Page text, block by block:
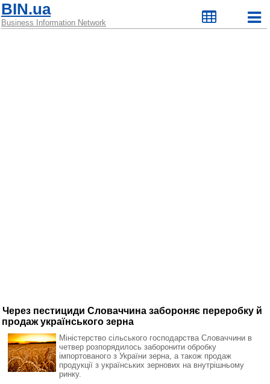
BIN.ua
Business Information Network
Через пестициди Словаччина забороняє переробку й
продаж українського зерна
Міністерство сільського господарства Словаччини в
четвер розпорядилось заборонити обробку
імпортованого з України зерна, а також продаж
продукції з українських зернових на внутрішньому
ринку.